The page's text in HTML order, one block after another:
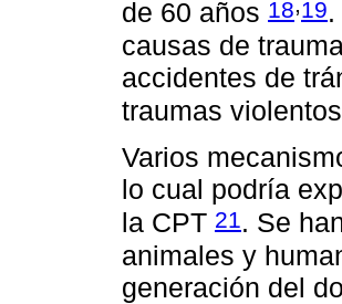
de 60 años 18 19
causas de
accidentes de
traumas violentos
Varios
lo cual podría
la CPT 21 . Se
animales y
generación del